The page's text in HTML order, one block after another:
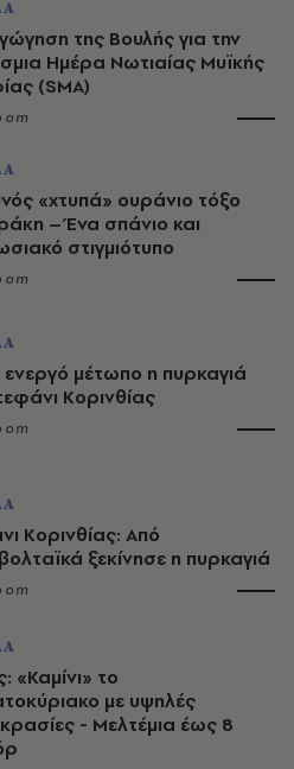
της Βουλής για την
Ημέρα Νωτιαίας Μυϊκής
(SMA)
«χτυπά» ουράνιο τόξο
– Ένα σπάνιο και
στιγμιότυπο
μέτωπο η πυρκαγιά
Κορινθίας
Κορινθίας: Από
ξεκίνησε η πυρκαγιά
«Καμίνι» το
με υψηλές
- Mελτέμια έως 8